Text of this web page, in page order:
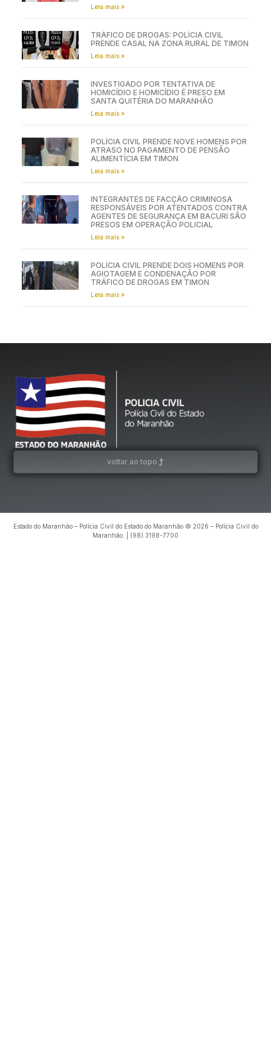
Leia mais »
TRÁFICO DE DROGAS: POLÍCIA CIVIL
PRENDE CASAL NA ZONA RURAL DE TIMON
Leia mais »
INVESTIGADO POR TENTATIVA DE
HOMICÍDIO E HOMICÍDIO É PRESO EM
SANTA QUITÉRIA DO MARANHÃO
Leia mais »
POLÍCIA CIVIL PRENDE NOVE HOMENS POR
ATRASO NO PAGAMENTO DE PENSÃO
ALIMENTÍCIA EM TIMON
Leia mais »
INTEGRANTES DE FACÇÃO CRIMINOSA
RESPONSÁVEIS POR ATENTADOS CONTRA
AGENTES DE SEGURANÇA EM BACURI SÃO
PRESOS EM OPERAÇÃO POLICIAL
Leia mais »
POLÍCIA CIVIL PRENDE DOIS HOMENS POR
AGIOTAGEM E CONDENAÇÃO POR
TRÁFICO DE DROGAS EM TIMON
Leia mais »
voltar ao topo
Estado do Maranhão – Polícia Civil do Estado do Maranhão © 2026 – Polícia Civil do
Maranhão. | (98) 3198-7700